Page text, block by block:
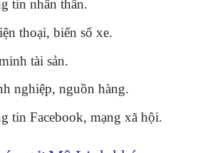
tin nhân thân.
thoại, biển số xe.
tài sản.
nghiệp, nguồn hàng.
tin Facebook, mạng xã hội.